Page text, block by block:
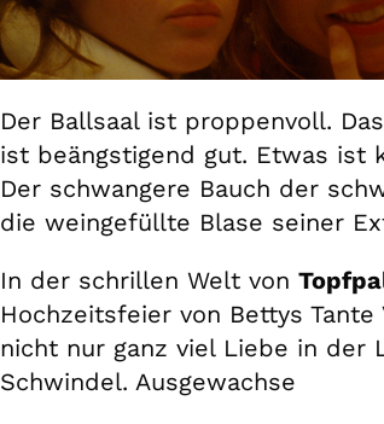
Der Ballsaal ist proppenvoll.
ist beängstigend gut. Etwas ist
Der schwangere Bauch der
die weingefüllte Blase seiner
In der schrillen Welt von
Hochzeitsfeier von Bettys
nicht nur ganz viel Liebe in der
Schwindel. Ausgewachse